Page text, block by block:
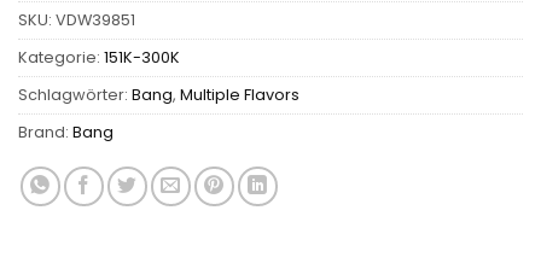
SKU: VDW39851
Kategorie: 151K-300K
Schlagwörter: Bang, Multiple Flavors
Brand: Bang